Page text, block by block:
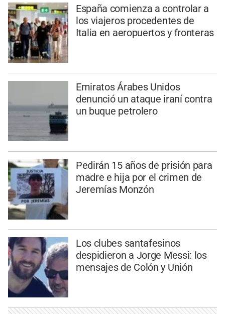
España comienza a controlar a
los viajeros procedentes de
Italia en aeropuertos y fronteras
Emiratos Árabes Unidos
denunció un ataque iraní contra
un buque petrolero
Pedirán 15 años de prisión para
madre e hija por el crimen de
Jeremías Monzón
Los clubes santafesinos
despidieron a Jorge Messi: los
mensajes de Colón y Unión